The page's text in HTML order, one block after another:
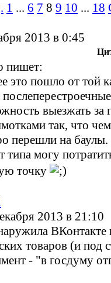
1 ... 6 7 8 9 10 ... 18
2013 в 0:45
пишет:
это пошло от той
выезжать за
так, что
перешли на
типа могу
точку
2013 в 21:10
ВКонтакте
товаров (и под
- "в госдуму